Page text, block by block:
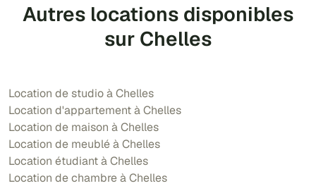
Autres locations disponibles
sur Chelles
Location de studio à Chelles
Location d'appartement à Chelles
Location de maison à Chelles
Location de meublé à Chelles
Location étudiant à Chelles
Location de chambre à Chelles